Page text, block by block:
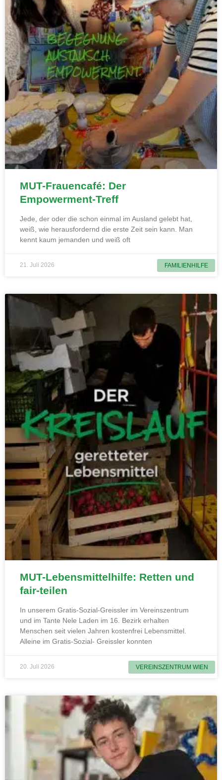
FAMILIENHILFE
MUT-Frauencafé: Der
Empowerment-Treff
Jede, der oder die schon einmal im Ausland gelebt hat,
weiß, wie herausfordernd die erste Zeit sein kann. Man
kennt kaum jemanden und weiß oft
21. Juli 2026
VEREINSZENTRUM WIEN
MUT-Lebensmittelhilfe: Retten und
fair-teilen
In unserem Gratis-Sozial-Greissler im Vereinszentrum
und im Tante Nele Laden im 16. Bezirk erhalten
Menschen seit vielen Jahren kostenfrei Lebensmittel.
Alleine im Gratis-Sozial- Greissler konnten
20. Juli 2026